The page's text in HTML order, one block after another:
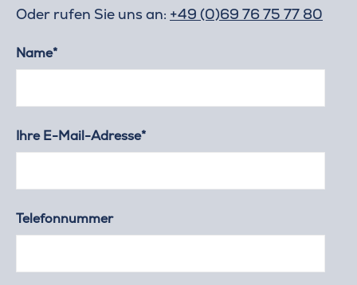
Oder rufen Sie uns an: +49 (0)69 76 75 77 80
Name*
Ihre E-Mail-Adresse*
Telefonnummer